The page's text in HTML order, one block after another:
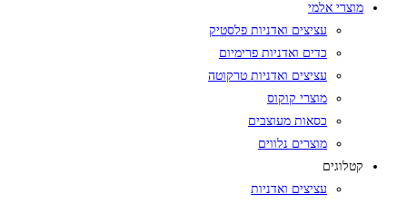
מוצרי אלמי
עציצים ואדניות פלסטיק
כדים ואדניות פרימיום
עציצים ואדניות טרקוטה
מוצרי קוקוס
כסאות מעוצבים
מוצרים נלווים
קטלוגים
עציצים ואדניות